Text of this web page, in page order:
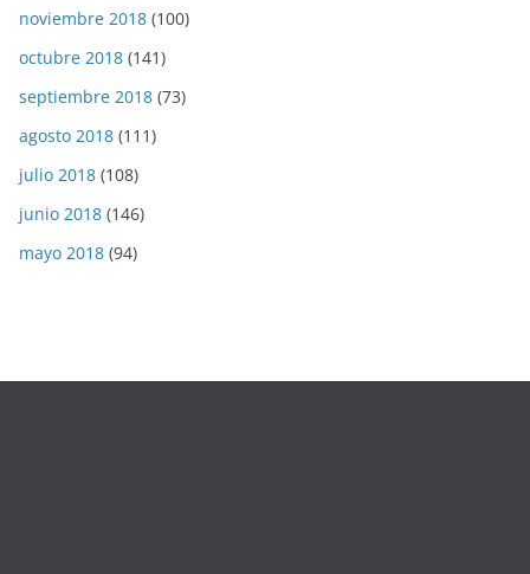
noviembre 2018 (100)
octubre 2018 (141)
septiembre 2018 (73)
agosto 2018 (111)
julio 2018 (108)
junio 2018 (146)
mayo 2018 (94)